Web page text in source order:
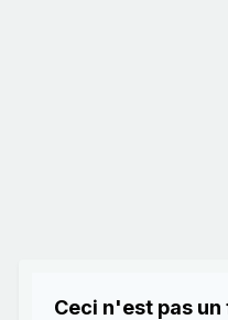
Ceci n'est pas